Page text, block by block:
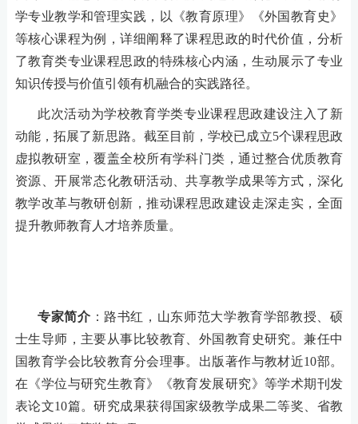
学专业教学和管理实践，以《教育原理》《外国教育史》
等核心课程为例，详细阐释了课程思政的时代价值，分析
了教育类专业课程思政的特殊核心内涵，生动展示了专业
知识传授与价值引领有机融合的实践路径。
此次活动为学校教育学类专业课程思政建设注入了新
动能 ，拓展了新思路。 截至目前，学校已成立5个课程思政
虚拟教研室，覆盖全校所有学科门类，通过整合优质教育
资源、开展常态化教研活动、共享教学成果等方式， 深化
教学改革与教研创新，推动课程思政建设走深走实，全面
提升教师教育人才培养质量。
专家简介 ：路书红，山东师范大学教育学部教授、硕
士生导师，主要从事比较教育、外国教育史研究。兼任中
国教育学会比较教育分会理事。出版著作与教材近10部。
在《学位与研究生教育》《教育发展研究》等学术期刊发
表论文10篇。研究成果获得国家级教学成果二等奖、省教